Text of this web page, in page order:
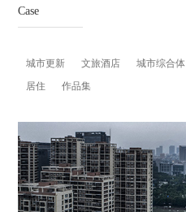
Case
城市更新 文旅酒店 城市综合体
居住
作品集